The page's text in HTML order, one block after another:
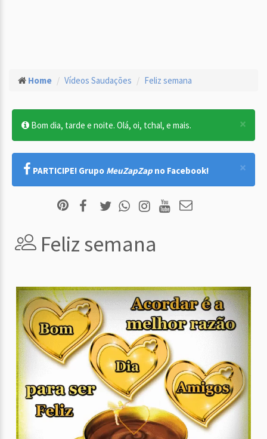
Home Vídeos Saudações Feliz semana
×
Bom dia, tarde e noite. Olá, oi, tchal, e mais.
×
PARTICIPE! Grupo MeuZapZap no Facebook!
Feliz semana